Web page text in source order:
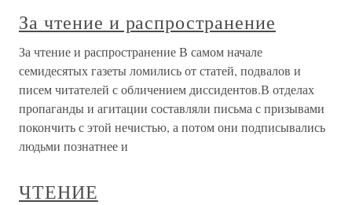
За чтение и распространение
За чтение и распространение В самом начале
семидесятых газеты ломились от статей, подвалов и
писем читателей с обличением диссидентов.В отделах
пропаганды и агитации составляли письма с призывами
покончить с этой нечистью, а потом они подписывались
людьми познатнее и
ЧТЕНИЕ